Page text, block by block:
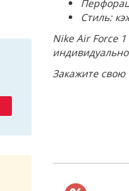
Стиль:
Nike Air Force
Закажите свою